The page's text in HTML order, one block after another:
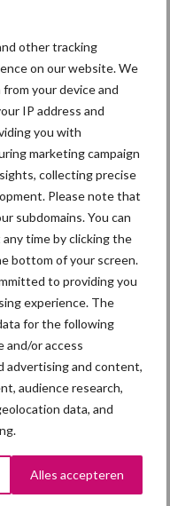
other tracking
on our website. We
your device and
IP address and
you with
marketing campaign
collecting precise
Please note that
subdomains. You can
time by clicking the
bottom of your screen.
to providing you
experience. The
for the following
and/or access
advertising and content,
audience research,
data, and
Alles accepteren
dat
is, zeker nu